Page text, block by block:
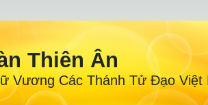
Thiên Ân
Vương Các Thánh Tử Ðạo Việt